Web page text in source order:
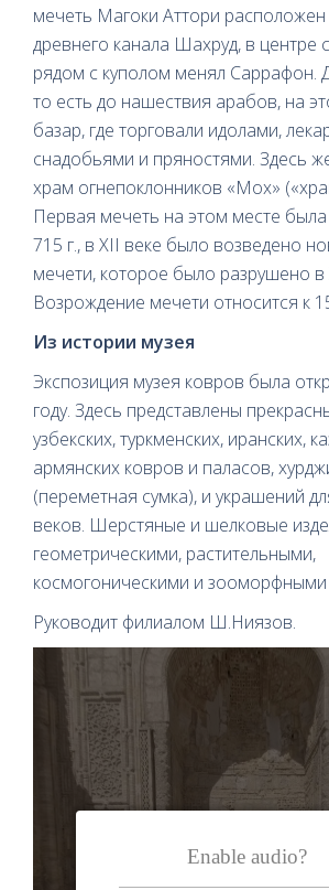
мечеть Магоки Аттори расположен
древнего канала Шахруд, в центре
рядом с куполом менял Саррафон.
то есть до нашествия арабов, на
базар, где торговали идолами,
снадобьями и пряностями. Здесь
храм огнепоклонников «Мох»
Первая мечеть на этом месте
715 г., в XII веке было возведено
мечети, которое было разрушено в
Возрождение мечети относится к
Из истории музея
Экспозиция музея ковров была
году. Здесь представлены
узбекских, туркменских, иранских,
армянских ковров и паласов,
(переметная сумка), и украшений
веков. Шерстяные и шелковые
геометрическими, растительными,
космогоническими и
Руководит филиалом Ш.Ниязов.